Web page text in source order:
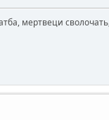
мертвеци